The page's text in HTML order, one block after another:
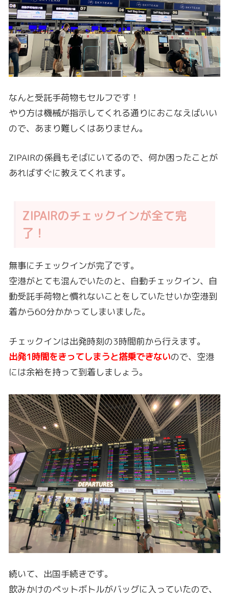
なんと受託手荷物もセルフです！
やり方は機械が指示してくれる通りにおこなえばいい
ので、あまり難しくはありません。
ZIPAIRの係員もそばにいてるので、何か困ったことが
あればすぐに教えてくれます。
ZIPAIRのチェックインが全て完
了！
無事にチェックインが完了です。
空港がとても混んでいたのと、自動チェックイン、自
着から60分かかってしまいました。
チェックインは出発時刻の3時間前から行えます。
出発1時間をきってしまうと搭乗できないので、空港
には余裕を持って到着しましょう。
続いて、出国手続きです。
飲みかけのペットボトルがバッグに入っていたので、
それは没収されましたが、保安検査と出国審査も終え
て、搭乗ゲートへ向かいます。